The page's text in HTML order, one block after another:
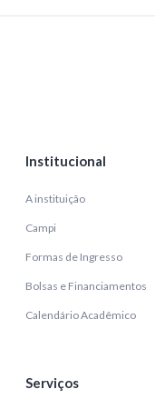
Institucional
A instituição
Campi
Formas de Ingresso
Bolsas e Financiamentos
Calendário Acadêmico
Serviços